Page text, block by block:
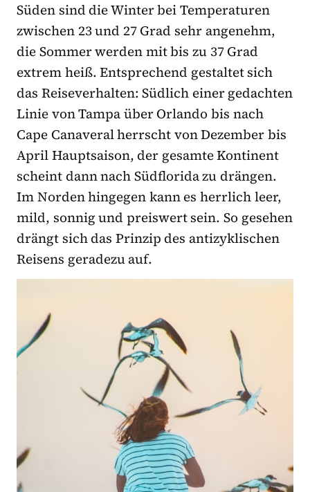
Süden sind die Winter bei Temperaturen
zwischen 23 und 27 Grad sehr angenehm,
die Sommer werden mit bis zu 37 Grad
extrem heiß. Entsprechend gestaltet sich
das Reiseverhalten: Südlich einer gedachten
Linie von Tampa über Orlando bis nach
Cape Canaveral herrscht von Dezember bis
April Hauptsaison, der gesamte Kontinent
scheint dann nach Südflorida zu drängen.
Im Norden hingegen kann es herrlich leer,
mild, sonnig und preiswert sein. So gesehen
drängt sich das Prinzip des antizyklischen
Reisens geradezu auf.